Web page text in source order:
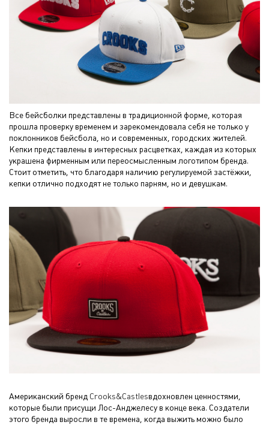
Все бейсболки представлены в традиционной форме, которая
прошла проверку временем и зарекомендовала себя не только у
поклонников бейсбола, но и современных, городских жителей.
Кепки представлены в интересных расцветках, каждая из которых
украшена фирменным или переосмысленным логотипом бренда.
Стоит отметить, что благодаря наличию регулируемой застёжки,
кепки отлично подходят не только парням, но и девушкам.
Американский бренд Crooks&Castlesвдохновлен ценностями,
которые были присущи Лос-Анджелесу в конце века. Создатели
этого бренда выросли в те времена, когда выжить можно было